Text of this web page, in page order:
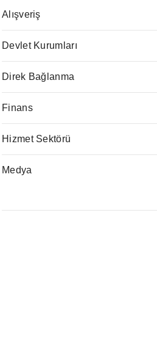
Alışveriş
Devlet Kurumları
Direk Bağlanma
Finans
Hizmet Sektörü
Medya